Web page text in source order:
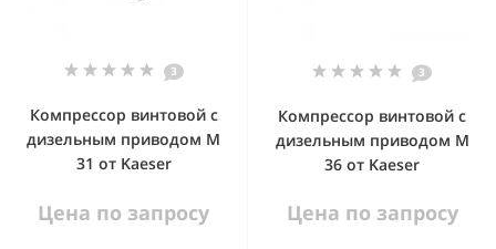
3
Компрессор винтовой с
дизельным приводом М
31 от Kaeser
Цена по запросу
3
Компрессор винтовой с
дизельным приводом М
36 от Kaeser
Цена по запросу